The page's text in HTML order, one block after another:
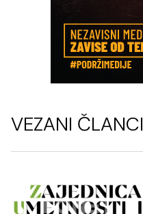
VEZANI ČLANCI